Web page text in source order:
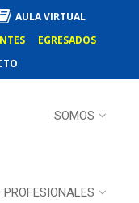
AULA VIRTUAL
EGRESADOS
SOMOS